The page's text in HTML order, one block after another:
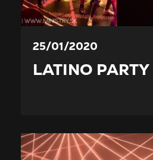
25/01/2020
LATINO PARTY